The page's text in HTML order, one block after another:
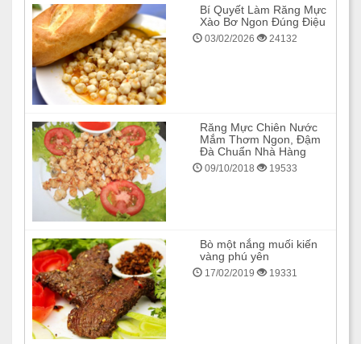
Bí Quyết Làm Răng Mực
Xào Bơ Ngon Đúng Điệu
03/02/2026 24132
Răng Mực Chiên Nước
Mắm Thơm Ngon, Đậm
Đà Chuẩn Nhà Hàng
09/10/2018 19533
Bò một nắng muối kiến
vàng phú yên
17/02/2019 19331